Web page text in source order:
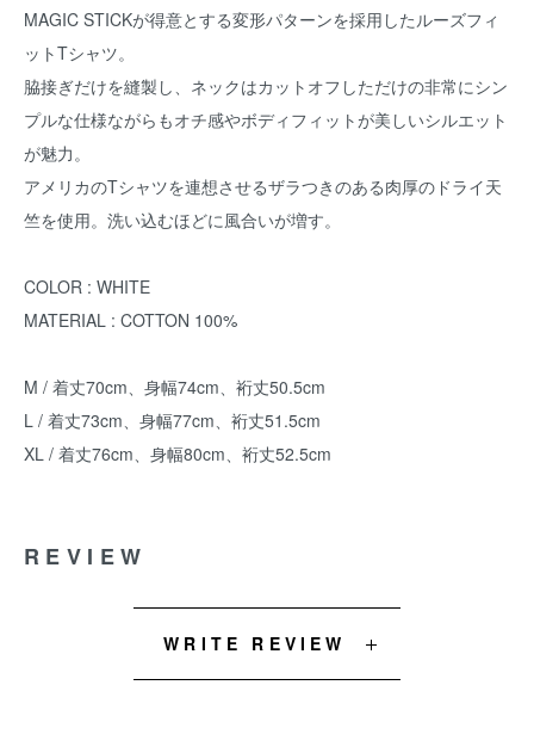
MAGIC STICKが得意とする変形パターンを採用したルーズフィ
ットTシャツ。
脇接ぎだけを縫製し、ネックはカットオフしただけの非常にシン
プルな仕様ながらもオチ感やボディフィットが美しいシルエット
が魅力。
アメリカのTシャツを連想させるザラつきのある肉厚のドライ天
竺を使用。洗い込むほどに風合いが増す。
COLOR : WHITE
MATERIAL : COTTON 100%
M / 着丈70cm、身幅74cm、裄丈50.5cm
L / 着丈73cm、身幅77cm、裄丈51.5cm
XL / 着丈76cm、身幅80cm、裄丈52.5cm
REVIEW
WRITE REVIEW